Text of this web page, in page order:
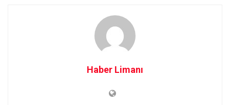
Haber Limanı